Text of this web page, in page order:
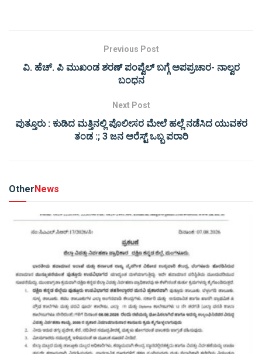
Previous Post
ವಿ. ಹೆಚ್. ಪಿ ಮುಖಂಡ ಶರಣ್ ಪಂಪ್ವೆಲ್ ಬಗ್ಗೆ ಅಪಪ್ರಚಾರ- ನಾಲ್ವರ
ಬಂಧನ
Next Post
ಪುತ್ತೂರು : ಕುಡಿದ ಮತ್ತಿನಲ್ಲಿ ಪೊಲೀಸರ ಮೇಲೆ ಹಲ್ಲೆ ನಡೆಸಿದ ಯುವಕರ
ತಂಡ :; 3 ಜನ ಅರೆಸ್ಟ್ ಒಬ್ಬ ಪರಾರಿ
OtherNews